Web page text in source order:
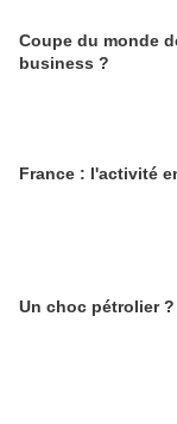
Coupe du monde
business ?
France : l'activité
Un choc pétrolier ?